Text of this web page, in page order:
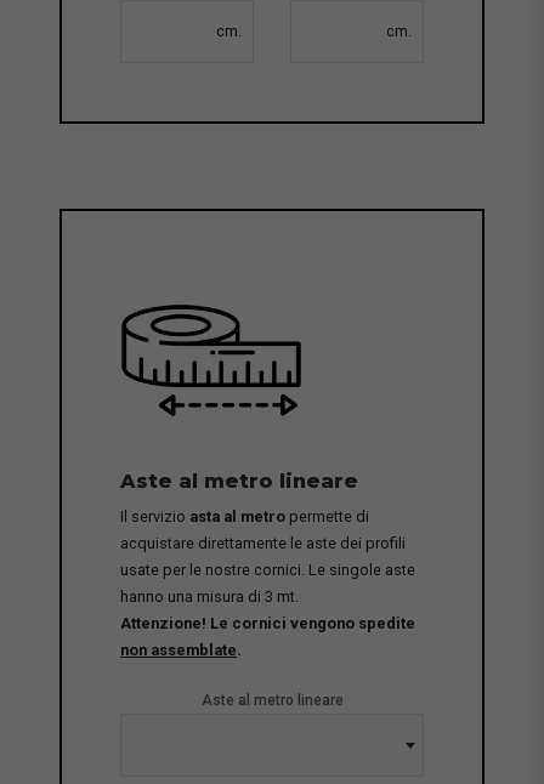
cm. cm.
Aste al metro lineare
Il servizio asta al metro permette di
acquistare direttamente le aste dei profili
usate per le nostre cornici. Le singole aste
hanno una misura di 3 mt.
Attenzione! Le cornici vengono spedite
non assemblate
Aste al metro lineare